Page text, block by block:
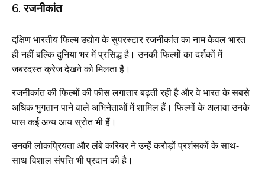
6. रजनीकांत
दक्षिण भारतीय फिल्म उद्योग के सुपरस्टार रजनीकांत का नाम केवल भारत
ही नहीं बल्कि दुनिया भर में प्रसिद्ध है। उनकी फिल्मों का दर्शकों में
जबरदस्त क्रेज देखने को मिलता है।
रजनीकांत की फिल्मों की फीस लगातार बढ़ती रही है और वे भारत के सबसे
अधिक भुगतान पाने वाले अभिनेताओं में शामिल हैं। फिल्मों के अलावा उनके
पास कई अन्य आय स्रोत भी हैं।
उनकी लोकप्रियता और लंबे करियर ने उन्हें करोड़ों प्रशंसकों के साथ-
साथ विशाल संपत्ति भी प्रदान की है।